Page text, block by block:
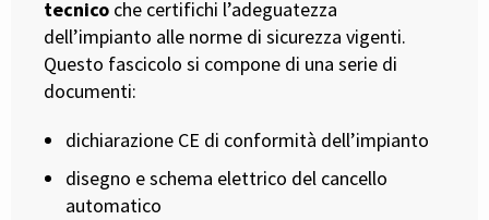
tecnico che certifichi l’adeguatezza
dell’impianto alle norme di sicurezza vigenti.
Questo fascicolo si compone di una serie di
documenti:
dichiarazione CE di conformità dell’impianto
disegno e schema elettrico del cancello
automatico